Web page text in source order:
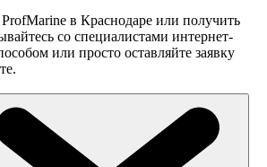
в Краснодаре или получить
со специалистами интернет-
или просто оставляйте заявку